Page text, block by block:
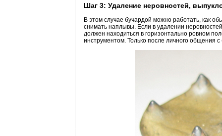
Шаг 3: Удаление неровностей,
В этом случае бучардой можно работать, как
снимать наплывы. Если в удалении
должен находиться в горизонтально ровном
инструментом. Только после личного общения